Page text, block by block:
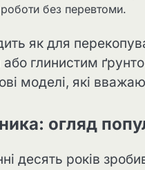
без перевтоми.
як для
глинистим
моделі, які
огляд
десять років